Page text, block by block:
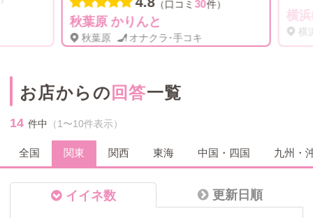
（口コミ 30件）
秋葉原 かりんと
秋葉原 オナクラ･手コキ
横浜
横浜
お店からの 回答一覧
14 件中 （1〜10件表示）
全国 関東 関西 東海 中国・四国 九州・
イイネ数 更新日順